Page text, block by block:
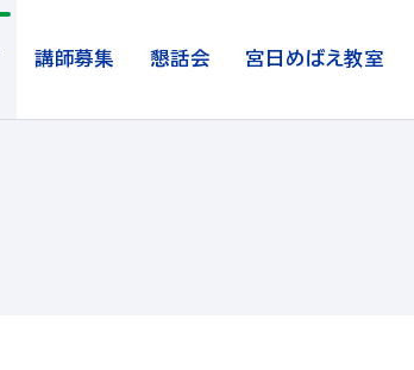
講師募集 懇話会 宮日めばえ教室